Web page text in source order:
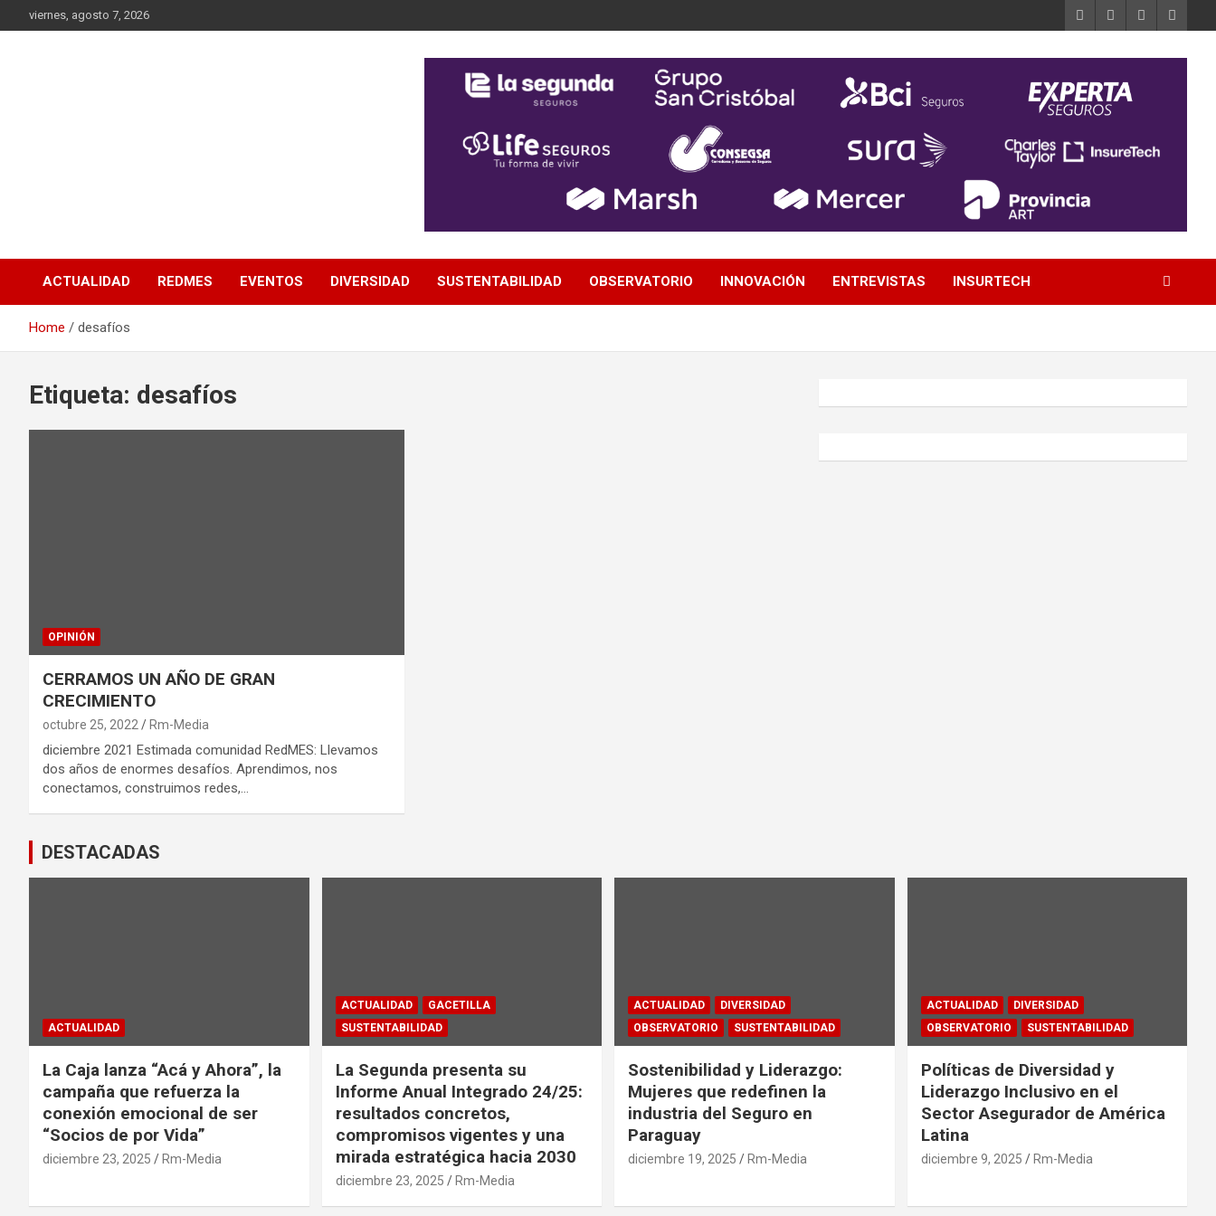
to
viernes, agosto 7, 2026
ACTUALIDAD REDMES EVENTOS DIVERSIDAD SUSTENTABILIDAD OBSERVATORIO INNOVACIÓN ENTREVISTAS INSURTECH
Home desafíos
Etiqueta: desafíos
OPINIÓN
CERRAMOS UN AÑO DE GRAN
CRECIMIENTO
octubre 25, 2022 Rm-Media
diciembre 2021 Estimada comunidad RedMES: Llevamos
dos años de enormes desafíos. Aprendimos, nos
conectamos, construimos redes,…
DESTACADAS
ACTUALIDAD
La Caja lanza “Acá y Ahora”, la
campaña que refuerza la
conexión emocional de ser
“Socios de por Vida”
diciembre 23, 2025 Rm-Media
ACTUALIDAD
GACETILLA
SUSTENTABILIDAD
La Segunda presenta su
Informe Anual Integrado 24/25:
resultados concretos,
compromisos vigentes y una
mirada estratégica hacia 2030
diciembre 23, 2025 Rm-Media
ACTUALIDAD
DIVERSIDAD
OBSERVATORIO
SUSTENTABILIDAD
Sostenibilidad y Liderazgo:
Mujeres que redefinen la
industria del Seguro en
Paraguay
diciembre 19, 2025 Rm-Media
ACTUALIDAD
DIVERSIDAD
OBSERVATORIO
SUSTENTABILIDAD
Políticas de Diversidad y
Liderazgo Inclusivo en el
Sector Asegurador de América
Latina
diciembre 9, 2025 Rm-Media